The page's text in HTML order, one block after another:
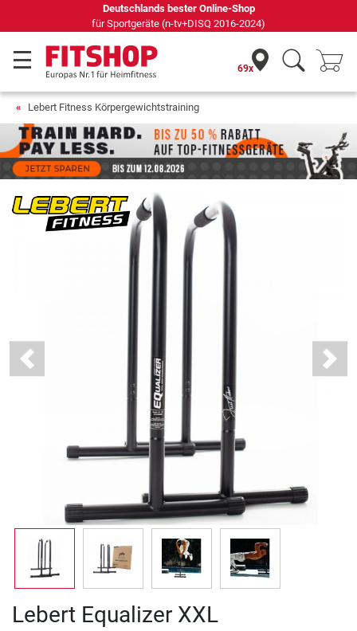
Seit 42 Jahren Ihr Experte für Heimfitness
69x
Lebert Fitness Körpergewichtstraining
Previous Next
Lebert Equalizer XXL